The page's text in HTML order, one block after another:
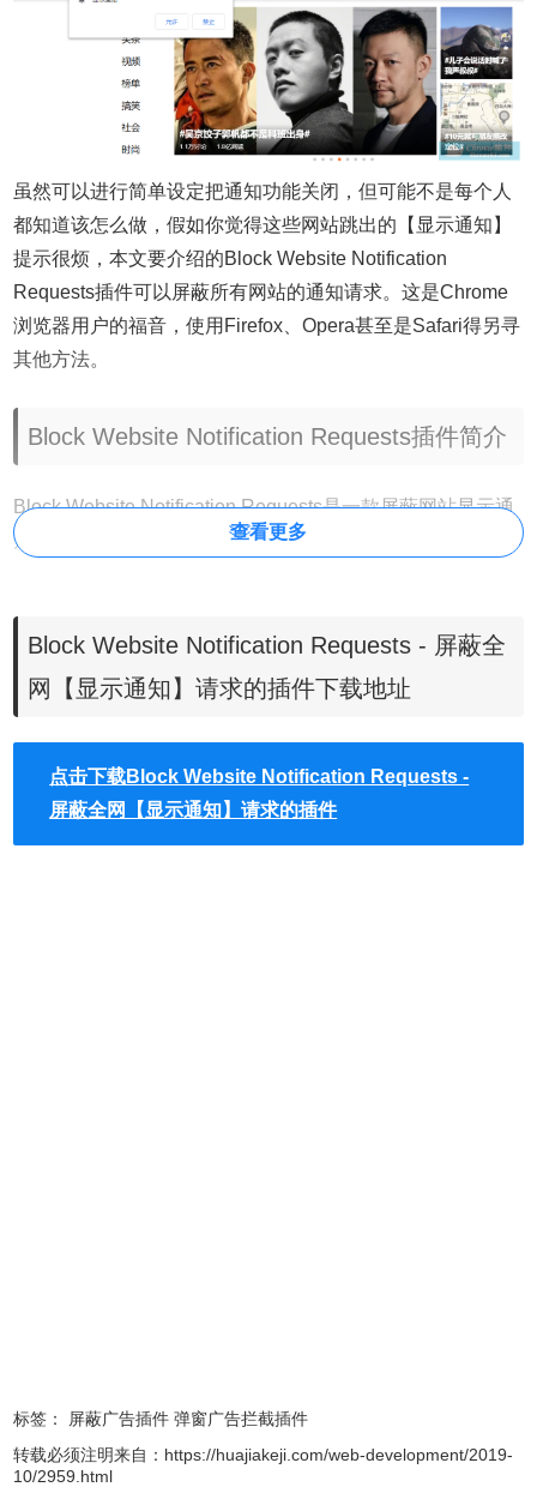
虽然可以进行简单设定把通知功能关闭，但可能不是每个人
都知道该怎么做，假如你觉得这些网站跳出的【显示通知】
提示很烦，本文要介绍的Block Website Notification
Requests插件可以屏蔽所有网站的通知请求。这是Chrome
浏览器用户的福音，使用Firefox、Opera甚至是Safari得另寻
其他方法。
Block Website Notification Requests插件简介
Block Website Notification Requests是一款屏蔽网站显示通
知请求的Chrome插件，让你进入网站不再被打扰。它的操作
查看更多
Block Website Notification Requests - 屏蔽全
网【显示通知】请求的插件下载地址
点击下载Block Website Notification Requests -
屏蔽全网【显示通知】请求的插件
标签： 屏蔽广告插件 弹窗广告拦截插件
转载必须注明来自： https://huajiakeji.com/web-development/2019-
10/2959.html